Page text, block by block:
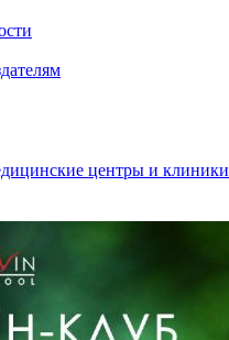
центры и клиники